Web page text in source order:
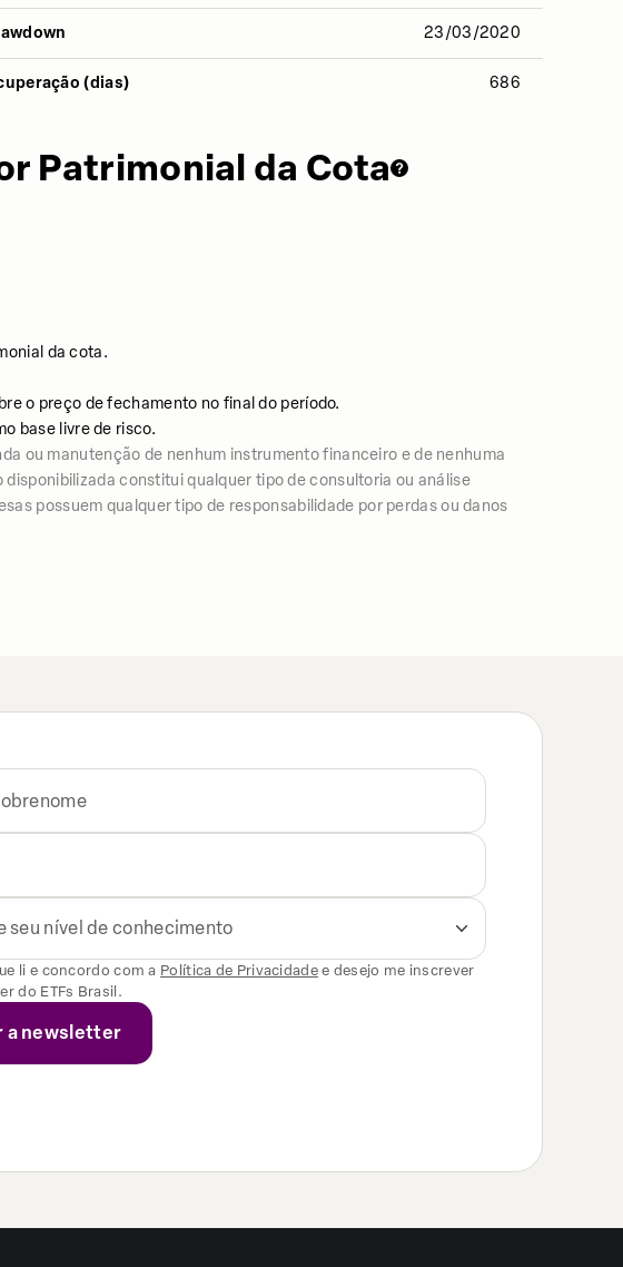
23/03/2020
(dias) 686
Patrimonial da Cota
da cota.
o preço de fechamento no final do período.
base livre de risco.
ou manutenção de nenhum instrumento financeiro e de nenhuma
constitui qualquer tipo de consultoria ou análise
possuem qualquer tipo de responsabilidade por perdas ou danos
seu nível de conhecimento
li e concordo com a Política de Privacidade e desejo me inscrever
do ETFs Brasil.